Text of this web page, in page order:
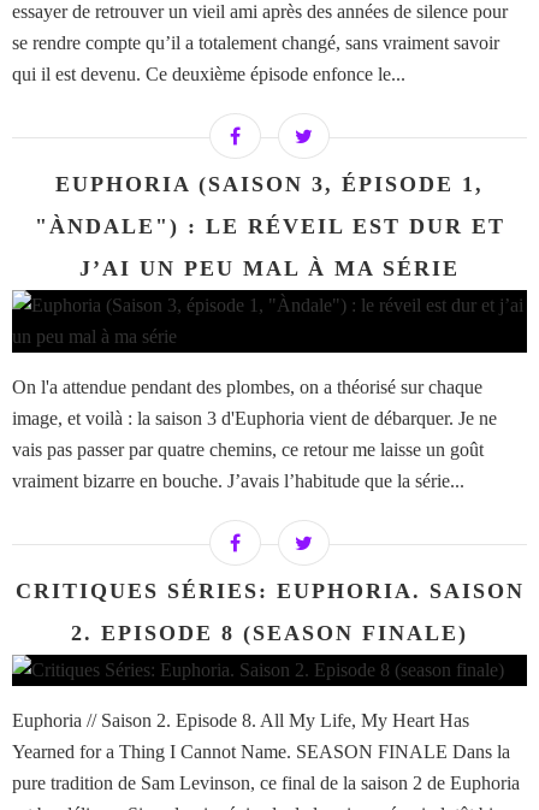
essayer de retrouver un vieil ami après des années de silence pour
se rendre compte qu’il a totalement changé, sans vraiment savoir
qui il est devenu. Ce deuxième épisode enfonce le...
EUPHORIA (SAISON 3, ÉPISODE 1,
"ÀNDALE") : LE RÉVEIL EST DUR ET
J’AI UN PEU MAL À MA SÉRIE
On l'a attendue pendant des plombes, on a théorisé sur chaque
image, et voilà : la saison 3 d'Euphoria vient de débarquer. Je ne
vais pas passer par quatre chemins, ce retour me laisse un goût
vraiment bizarre en bouche. J’avais l’habitude que la série...
CRITIQUES SÉRIES: EUPHORIA. SAISON
2. EPISODE 8 (SEASON FINALE)
Euphoria // Saison 2. Episode 8. All My Life, My Heart Has
Yearned for a Thing I Cannot Name. SEASON FINALE Dans la
pure tradition de Sam Levinson, ce final de la saison 2 de Euphoria